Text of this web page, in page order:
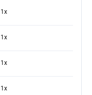
1x
1x
1x
1x